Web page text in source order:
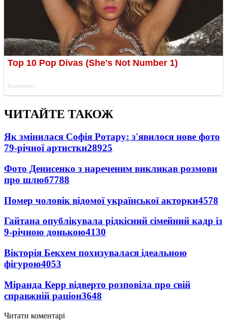
ЧИТАЙТЕ ТАКОЖ
Як змінилася Софія Ротару: з'явилося нове фото
79-річної артистки28925
Фото Денисенко з нареченим викликав розмови
про шлюб7788
Помер чоловік відомої української акторки4578
Гайтана опублікувала рідкісний сімейний кадр із
9-річною донькою4130
Вікторія Бекхем похизувалася ідеальною
фігурою4053
Міранда Керр відверто розповіла про свій
справжній раціон3648
Читати коментарі